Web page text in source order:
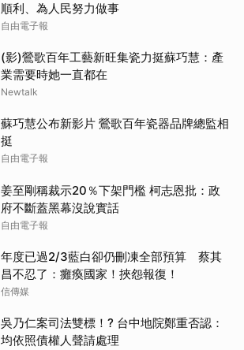
順利、為人民努力做事
自由電子報
(影)鶯歌百年工藝新旺集瓷力挺蘇巧慧：產
業需要時她一直都在
Newtalk
蘇巧慧公布新影片 鶯歌百年瓷器品牌總監相
挺
自由電子報
姜至剛稱裁示20％下架門檻 柯志恩批：政
府不斷蓋黑幕沒說實話
自由電子報
年度已過2/3藍白卻仍刪凍全部預算 蔡其
昌不忍了：癱瘓國家！挾怨報復！
信傳媒
吳乃仁案司法雙標！? 台中地院鄭重否認：
均依照債權人聲請處理